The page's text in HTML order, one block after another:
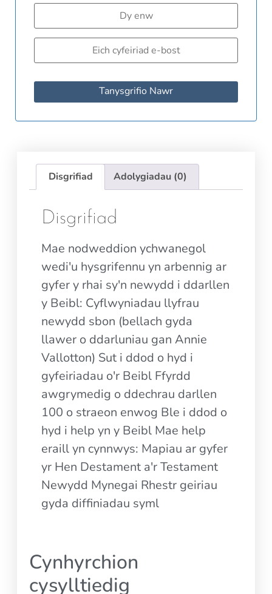
Tanysgrifio Nawr
Disgrifiad Adolygiadau (0)
Disgrifiad
Mae nodweddion ychwanegol
wedi'u hysgrifennu yn arbennig ar
gyfer y rhai sy'n newydd i ddarllen
y Beibl: Cyflwyniadau llyfrau
newydd sbon (bellach gyda
llawer o ddarluniau gan Annie
Vallotton) Sut i ddod o hyd i
gyfeiriadau o'r Beibl Ffyrdd
awgrymedig o ddechrau darllen
100 o straeon enwog Ble i ddod o
hyd i help yn y Beibl Mae help
eraill yn cynnwys: Mapiau ar gyfer
yr Hen Destament a'r Testament
Newydd Mynegai Rhestr geiriau
gyda diffiniadau syml
Cynhyrchion
cysylltiedig